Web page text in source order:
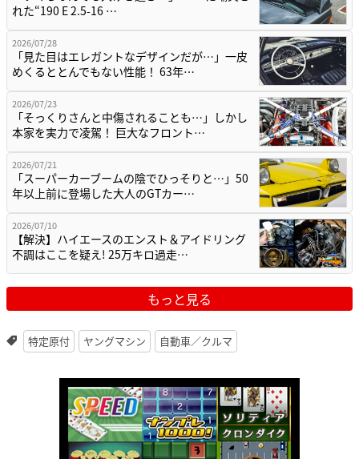
れた“190 E 2.5-16 …
2026/07/28
「見た目はエレガントなデザインだが…」一皮
めくるととんでもない性能！ 63年…
2026/07/23
「そっくりさんと中傷されることも…」しかし
本家を実力で凌駕！ 巨大なフロント…
2026/07/21
「スーパーカーブームの陰でひっそりと…」50
年以上前に登場した大人のGTカー…
2026/07/10
【解決】ハイエースのエンスト＆アイドリング
不調はここを疑え! 25万キロ過走…
もっと見る
特定原付 ヤングマシン 自動車／クルマ